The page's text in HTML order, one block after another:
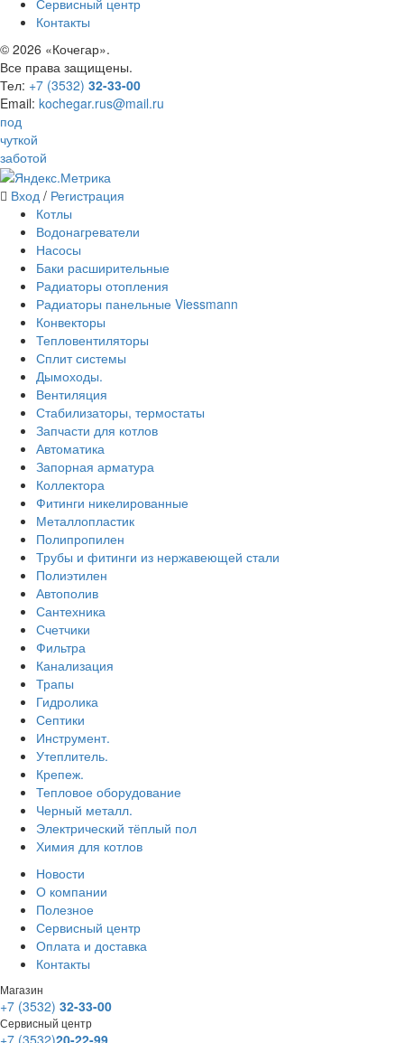
Контакты
© 2026 «Кочегар».
Все права защищены.
Тел: +7 (3532) 32-33-00
Email: kochegar.rus@mail.ru
под
чуткой
заботой
Вход / Регистрация
Котлы
Водонагреватели
Насосы
Баки расширительные
Радиаторы отопления
Радиаторы панельные Viessmann
Конвекторы
Тепловентиляторы
Сплит системы
Дымоходы.
Вентиляция
Стабилизаторы, термостаты
Запчасти для котлов
Автоматика
Запорная арматура
Коллектора
Фитинги никелированные
Металлопластик
Полипропилен
Трубы и фитинги из нержавеющей стали
Полиэтилен
Автополив
Сантехника
Счетчики
Фильтра
Канализация
Трапы
Гидролика
Септики
Инструмент.
Утеплитель.
Крепеж.
Тепловое оборудование
Черный металл.
Электрический тёплый пол
Химия для котлов
Новости
О компании
Полезное
Сервисный центр
Оплата и доставка
Контакты
Магазин
+7 (3532) 32-33-00
Сервисный центр
+7 (3532)20-22-99